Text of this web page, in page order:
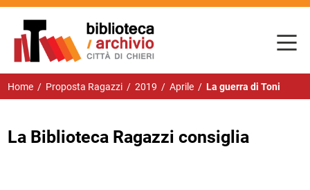
Home / Proposta Ragazzi / 2019 / Aprile / La guerra di Toni
La Biblioteca Ragazzi consiglia